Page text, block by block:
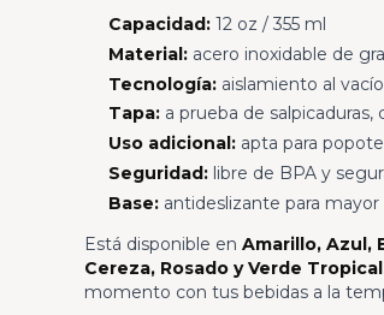
Capacidad:12 oz / 355 ml
Material:acero inoxidable de
Tecnología:aislamiento al
Tapa:a prueba de salpicaduras,
Uso adicional:apta para popote
Seguridad:libre de BPA y
Base:antideslizante para mayor
Está disponible en Amarillo, Azul,
Cereza, Rosado y Verde Tropical
momento con tus bebidas a la